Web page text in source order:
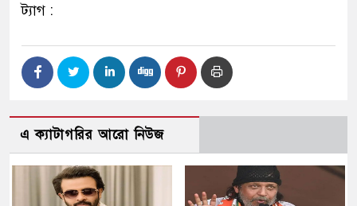
ট্যাগ :
এ ক্যাটাগরির আরো নিউজ